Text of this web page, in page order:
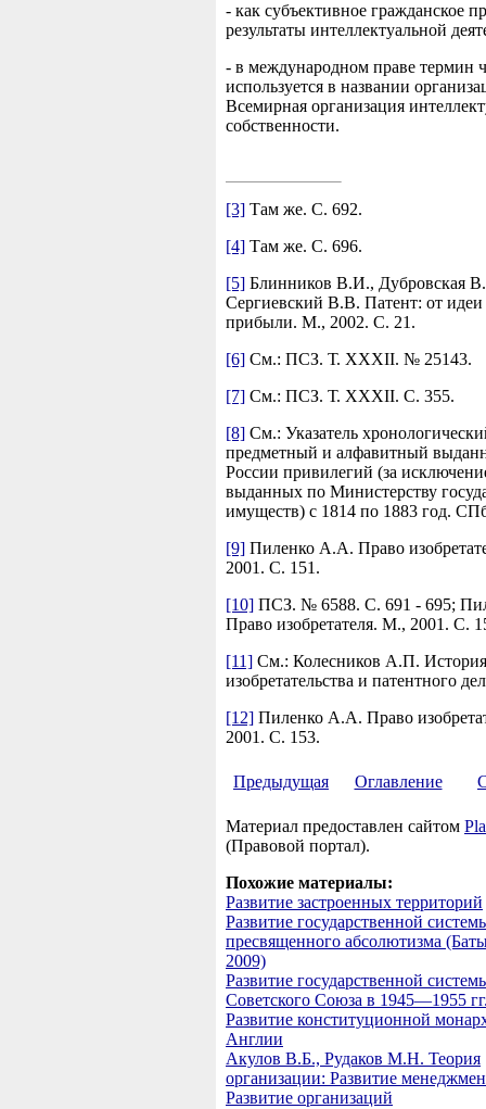
- как субъективное гражданское
результаты интеллектуальной
- в международном праве термин
используется в названии
Всемирная организация
собственности.
[3] Там же. С. 692.
[4] Там же. С. 696.
[5] Блинников В.И., Дубровская
Сергиевский В.В. Патент: от идеи
прибыли. М., 2002. С. 21.
[6] См.: ПСЗ. Т. XXXII. № 25143.
[7] См.: ПСЗ. Т. XXXII. С. 355.
[8] См.: Указатель
предметный и алфавитный
России привилегий (за
выданных по Министерству
имуществ) с 1814 по 1883 год.
[9] Пиленко А.А. Право
2001. С. 151.
[10] ПСЗ. № 6588. С. 691 - 695;
Право изобретателя. М., 2001. С.
[11] См.: Колесников А.П. История
изобретательства и патентного
[12] Пиленко А.А. Право
2001. С. 153.
Предыдущая Оглавление
Материал предоставлен сайтом
(Правовой портал).
Похожие материалы:
Развитие застроенных территорий
Развитие государственной
пресвященного абсолютизма
2009)
Развитие государственной
Советского Союза в 1945—1955
Развитие конституционной
Англии
Акулов В.Б., Рудаков М.Н. Теория
организации: Развитие
Развитие организаций